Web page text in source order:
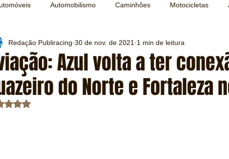
Automobilismo Caminhões Motocicletas
Turismo Lazer Transporte Trens e Metrô
Segurança Testes e Comparativos Máquinas e
Azul volta a ter
do Norte e Fortaleza
Redação Publiracing 30 de nov. de 2021 1 min de leitura
Avaliado com NaN de 5 estrelas.